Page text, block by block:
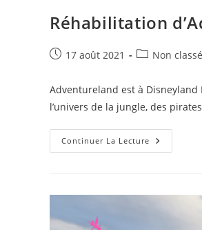
Réhabilitation
Publication
17 août 2021
PostNon classé
Adventureland est à Disneyland
l’univers de la jungle, des
Continuer La Lecture